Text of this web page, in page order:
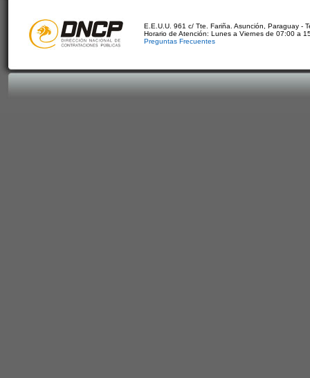
E.E.U.U. 961 c/ Tte. Fariña. Asunción, Paraguay -
Horario de Atención: Lunes a Viernes de 07:00 a
Preguntas Frecuentes